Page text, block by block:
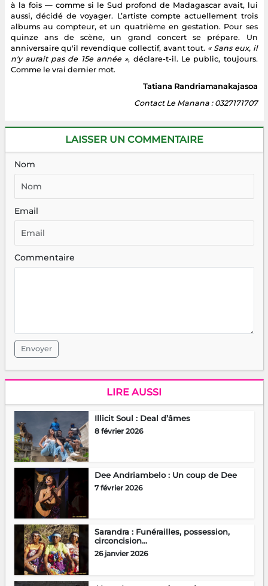
à la fois — comme si le Sud profond de Madagascar avait, lui
aussi, décidé de voyager. L’artiste compte actuellement trois
albums au compteur, et un quatrième en gestation. Pour ses
quinze ans de scène, un grand concert se prépare. Un
anniversaire qu'il revendique collectif, avant tout. « Sans eux, il
n'y aurait pas de 15e année », déclare-t-il. Le public, toujours.
Comme le vrai dernier mot.
Tatiana Randriamanakajasoa
Contact Le Manana : 0327171707
LAISSER UN COMMENTAIRE
Nom
Email
Commentaire
Envoyer
LIRE AUSSI
Illicit Soul : Deal d’âmes
8 février 2026
Dee Andriambelo : Un coup de Dee
7 février 2026
Sarandra : Funérailles, possession,
circoncision…
26 janvier 2026